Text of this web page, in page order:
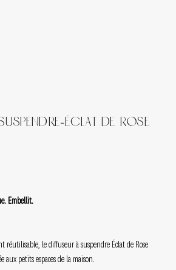
Éclat de Rose
Embellit.
réutilisable, le diffuseur à suspendre Éclat de Rose
petits espaces de la maison.